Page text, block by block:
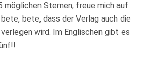
möglichen Sternen, freue mich auf
bete, dass der Verlag auch die
wird. Im Englischen gibt es